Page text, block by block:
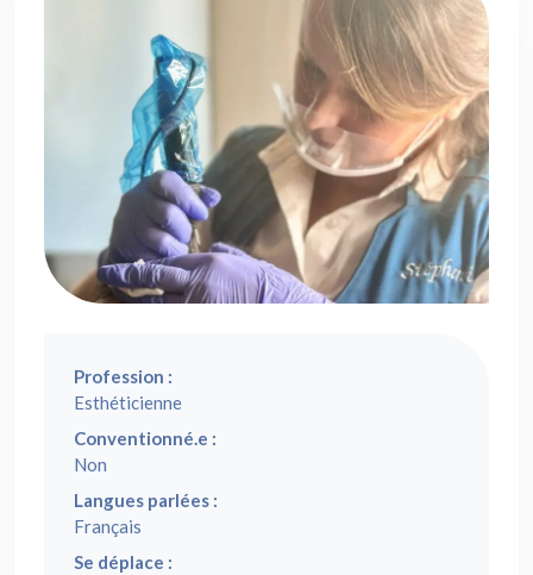
Profession :
Esthéticienne
Conventionné.e :
Non
Langues parlées :
Français
Se déplace :